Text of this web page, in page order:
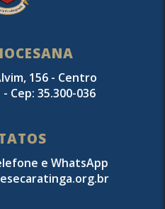
156 - Centro
Cep: 35.300-036
e WhatsApp